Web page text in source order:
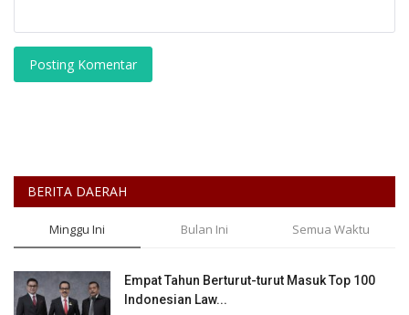
Posting Komentar
BERITA DAERAH
Minggu Ini Bulan Ini Semua Waktu
Empat Tahun Berturut-turut Masuk Top 100
Indonesian Law...